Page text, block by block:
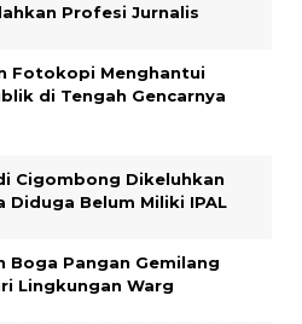
Profesi Jurnalis
Fotokopi Menghantui
di Tengah Gencarnya
Cigombong Dikeluhkan
Diduga Belum Miliki IPAL
Boga Pangan Gemilang
Lingkungan Warg